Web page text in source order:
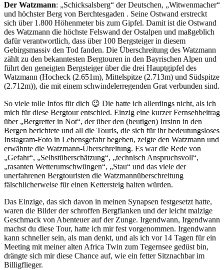
Der Watzmann: „Schicksalsberg“ der Deutschen, „Witwenmacher“
und höchster Berg von Berchtesgaden . Seine Ostwand erstreckt
sich über 1.800 Höhenmeter bis zum Gipfel. Damit ist die Ostwand
des Watzmann die höchste Felswand der Ostalpen und maßgeblich
dafür verantwortlich, dass über 100 Bergsteiger in diesem
Gebirgsmassiv den Tod fanden. Die Überschreitung des Watzmann
zählt zu den bekanntesten Bergtouren in den Bayrischen Alpen und
führt den geneigten Bergsteiger über die drei Hauptgipfel des
Watzmann (Hocheck (2.651m), Mittelspitze (2.713m) und Südspitze
(2.712m)), die mit einem schwindelerregenden Grat verbunden sind.
So viele tolle Infos für dich 😉 Die hatte ich allerdings nicht, als ich
mich für diese Bergtour entschied. Einzig eine kurzer Fernsehbeitrag
über „Bergretter in Not“, der über den (heutigen) Irrsinn in den
Bergen berichtete und all die Touris, die sich für ihr bedeutungsloses
Instagram-Foto in Lebensgefahr begeben, zeigte den Watzmann und
erwähnte die Watzmann-Überschreitung. Es war die Rede von
„Gefahr“, „Selbstüberschätzung“, „technisch Anspruchsvoll“,
„rasanten Wetterumschwüngen“, „Stau“ und das viele der
unerfahrenen Bergtouristen die Watzmannüberschreitung
fälschlicherweise für einen Kettersteig halten würden.
Das Einzige, das sich davon in meinen Synapsen festgesetzt hatte,
waren die Bilder der schroffen Bergflanken und der leicht malzige
Geschmack von Abenteuer auf der Zunge. Irgendwann, Irgendwann
machst du diese Tour, hatte ich mir fest vorgenommen. Irgendwann
kann schneller sein, als man denkt, und als ich vor 14 Tagen für ein
Meeting mit meiner alten Africa Twin zum Tegernsee gedüst bin,
drängte sich mir diese Chance auf, wie ein fetter Sitznachbar im
Billigflieger.